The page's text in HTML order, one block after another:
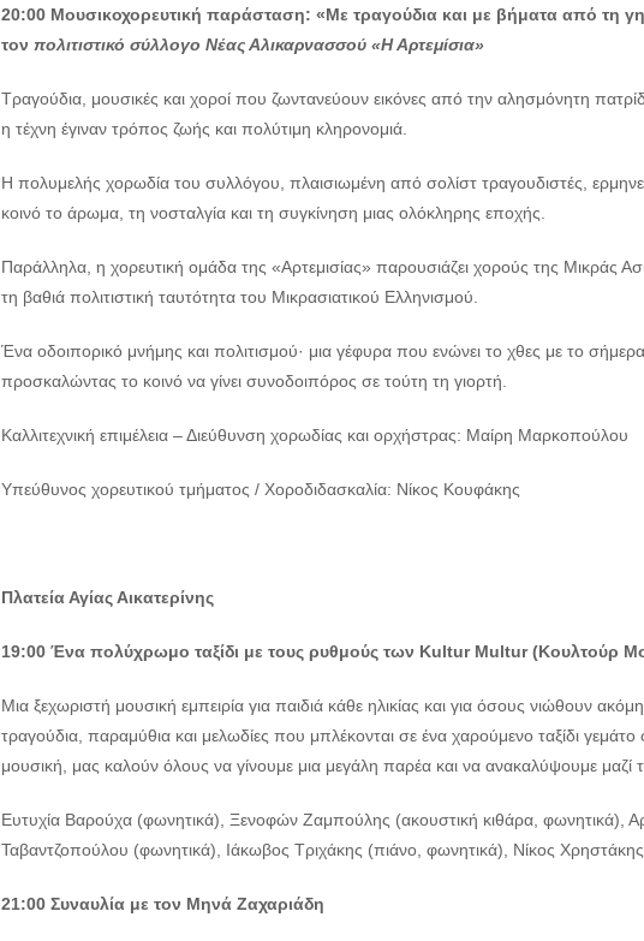
20:00 Μουσικοχορευτική παράσταση: «Με τραγούδια και με βήματα από τη
τον πολιτιστικό σύλλογο Νέας Αλικαρνασσού «Η Αρτεμίσια»
Τραγούδια, μουσικές και χοροί που ζωντανεύουν εικόνες από την αλησμόνητη
η τέχνη έγιναν τρόπος ζωής και πολύτιμη κληρονομιά.
Η πολυμελής χορωδία του συλλόγου, πλαισιωμένη από σολίστ τραγουδιστές,
κοινό το άρωμα, τη νοσταλγία και τη συγκίνηση μιας ολόκληρης εποχής.
Παράλληλα, η χορευτική ομάδα της «Αρτεμισίας» παρουσιάζει χορούς της Μικράς
τη βαθιά πολιτιστική ταυτότητα του Μικρασιατικού Ελληνισμού.
Ένα οδοιπορικό μνήμης και πολιτισμού· μια γέφυρα που ενώνει το χθες με το
προσκαλώντας το κοινό να γίνει συνοδοιπόρος σε τούτη τη γιορτή.
Καλλιτεχνική επιμέλεια – Διεύθυνση χορωδίας και ορχήστρας: Μαίρη Μαρκοπούλου
Υπεύθυνος χορευτικού τμήματος / Χοροδιδασκαλία: Νίκος Κουφάκης
Πλατεία Αγίας Αικατερίνης
19:00 Ένα πολύχρωμο ταξίδι με τους ρυθμούς των Kultur Multur (Κουλτούρ
Μια ξεχωριστή μουσική εμπειρία για παιδιά κάθε ηλικίας και για όσους νιώθουν
τραγούδια, παραμύθια και μελωδίες που μπλέκονται σε ένα χαρούμενο ταξίδι
μουσική, μας καλούν όλους να γίνουμε μια μεγάλη παρέα και να ανακαλύψουμε μαζί
Ευτυχία Βαρούχα (φωνητικά), Ξενοφών Ζαμπούλης (ακουστική κιθάρα, φωνητικά),
Ταβαντζοπούλου (φωνητικά), Ιάκωβος Τριχάκης (πιάνο, φωνητικά), Νίκος
21:00 Συναυλία με τον Μηνά Ζαχαριάδη